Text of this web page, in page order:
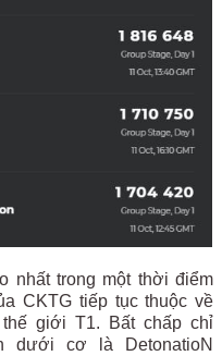
nhất trong một thời điểm
CKTG tiếp tục thuộc về
giới T1. Bất chấp chỉ
dưới cơ là DetonatioN